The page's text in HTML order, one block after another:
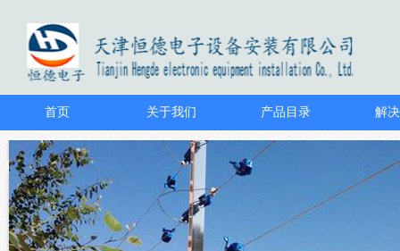
首页 关于我们 产品目录 解